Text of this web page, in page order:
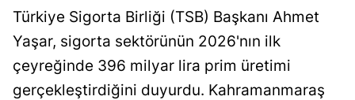
Antalya
Artvin
Aydın
Türkiye Sigorta Birliği (TSB) Başkanı Ahmet
Yaşar, sigorta sektörünün 2026'nın ilk
çeyreğinde 396 milyar lira prim üretimi
gerçekleştirdiğini duyurdu. Kahramanmaraş